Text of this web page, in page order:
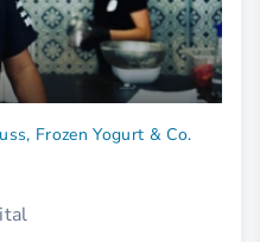
Frozen Yogurt & Co.